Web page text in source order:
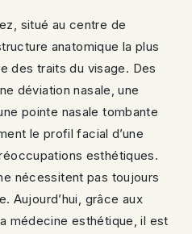
situé au centre de
anatomique la plus
des traits du visage. Des
déviation nasale, une
pointe nasale tombante
le profil facial d’une
esthétiques.
nécessitent pas toujours
Aujourd’hui, grâce aux
médecine esthétique, il est